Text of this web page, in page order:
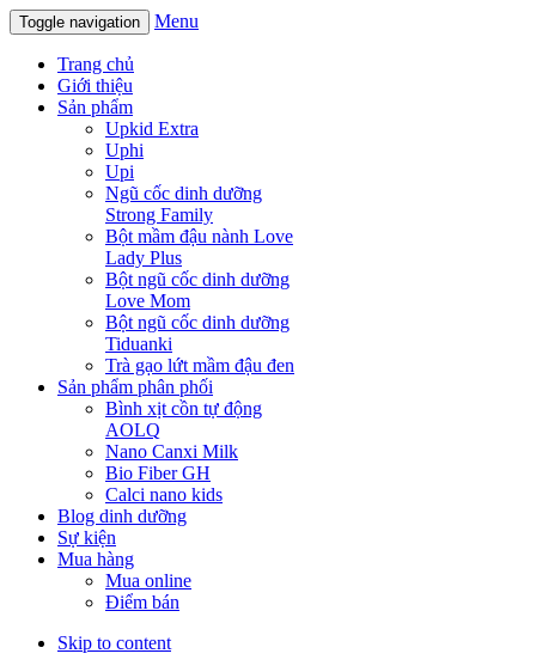
Toggle navigation Menu
Trang chủ
Giới thiệu
Sản phẩm
Upkid Extra
Uphi
Upi
Ngũ cốc dinh dưỡng
Strong Family
Bột mầm đậu nành Love
Lady Plus
Bột ngũ cốc dinh dưỡng
Love Mom
Bột ngũ cốc dinh dưỡng
Tiduanki
Trà gạo lứt mầm đậu đen
Sản phẩm phân phối
Bình xịt cồn tự động
AOLQ
Nano Canxi Milk
Bio Fiber GH
Calci nano kids
Blog dinh dưỡng
Sự kiện
Mua hàng
Mua online
Điểm bán
Skip to content